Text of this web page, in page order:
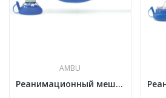
AMBU
Реанимационный мешок Ambu Mark IV Baby...